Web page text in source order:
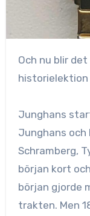
Och nu blir det reklamfilm, nej vänta,
historielektion
Junghans
Junghans och
Schramberg,
början kort
början gjorde
trakten. Men